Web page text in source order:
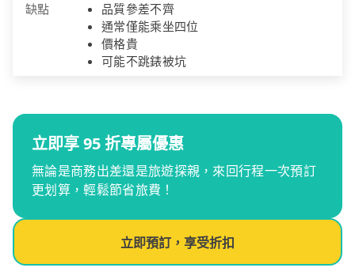
缺點
品質參差不齊
通常僅能乘坐四位
價格貴
可能不跳錶被坑
立即享 95 折專屬優惠
無論是商務出差還是旅遊探親，來回行程一次預訂
更划算，輕鬆節省旅費！
立即預訂，享受折扣